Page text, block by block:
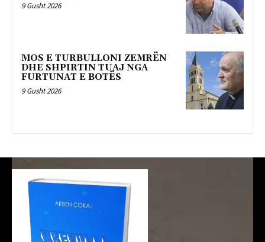
9 Gusht 2026
MOS E TURBULLONI ZEMRËN
DHE SHPIRTIN TUAJ NGA
FURTUNAT E BOTËS
9 Gusht 2026